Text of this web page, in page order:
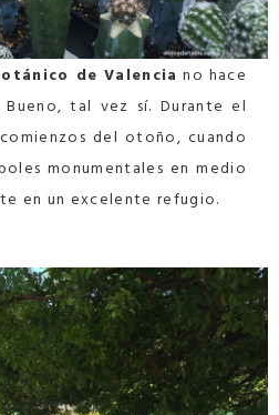
de Valencia no hace
tal vez sí. Durante el
del otoño, cuando
monumentales en medio
en un excelente refugio.